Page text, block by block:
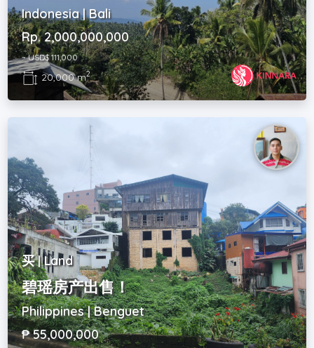
Indonesia | Bali
Rp. 2,000,000,000
~ USD$ 111,000
20,000 m2
买 | Land
碧瑶房产出售！
Philippines | Benguet
₱ 55,000,000